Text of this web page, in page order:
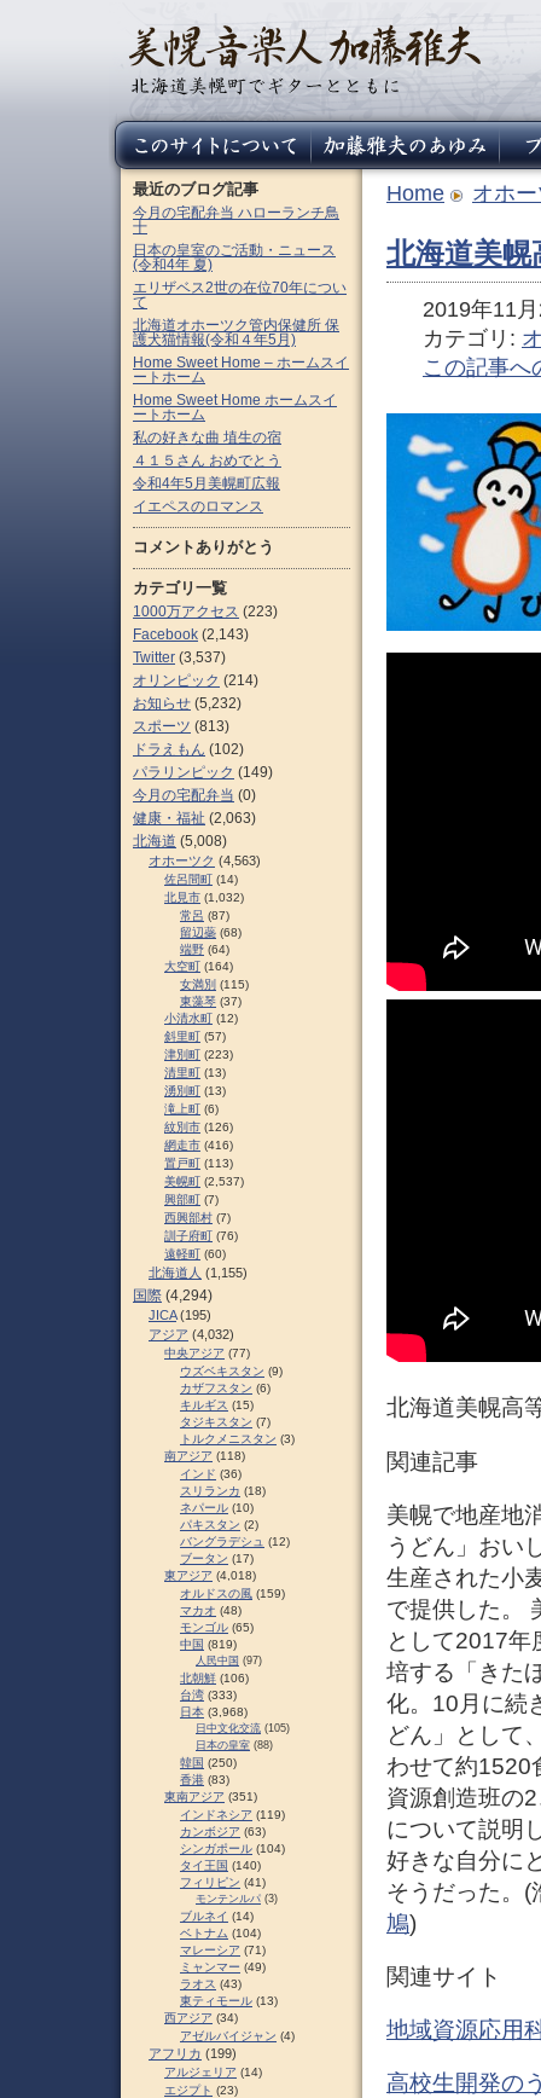
Home オホ
北海道美
2019年11
カテゴリ:
この記事へ
北海道美幌高
関連記事
美幌で地産地
うどん」おい
生産された小
で提供した。
として2017年
培する「きた
化。10月に続
どん」として
わせて約1520
資源創造班の
について説明
好きな自分に
そうだった。(
鳩)
関連サイト
地域資源応用
高校生開発の
最近のブログ記事
今月の宅配弁当 ハローランチ鳥
十
日本の皇室のご活動・ニュース
(令和4年 夏)
エリザベス2世の在位70年につい
て
北海道オホーツク管内保健所 保
護犬猫情報(令和４年5月)
Home Sweet Home – ホームスイ
ートホーム
Home Sweet Home ホームスイ
ートホーム
私の好きな曲 埴生の宿
４１５さん おめでとう
令和4年5月美幌町広報
イエペスのロマンス
コメントありがとう
カテゴリ一覧
1000万アクセス (223)
Facebook (2,143)
Twitter (3,537)
オリンピック (214)
お知らせ (5,232)
スポーツ (813)
ドラえもん (102)
パラリンピック (149)
今月の宅配弁当 (0)
健康・福祉 (2,063)
北海道 (5,008)
オホーツク (4,563)
佐呂間町 (14)
北見市 (1,032)
常呂 (87)
留辺蘂 (68)
端野 (64)
大空町 (164)
女満別 (115)
東藻琴 (37)
小清水町 (12)
斜里町 (57)
津別町 (223)
清里町 (13)
湧別町 (13)
滝上町 (6)
紋別市 (126)
網走市 (416)
置戸町 (113)
美幌町 (2,537)
興部町 (7)
西興部村 (7)
訓子府町 (76)
遠軽町 (60)
北海道人 (1,155)
国際 (4,294)
JICA(195)
アジア (4,032)
中央アジア (77)
ウズベキスタン (9)
カザフスタン (6)
キルギス (15)
タジキスタン (7)
トルクメニスタン (3)
南アジア (118)
インド (36)
スリランカ (18)
ネパール (10)
パキスタン (2)
バングラデシュ (12)
ブータン (17)
東アジア (4,018)
オルドスの風 (159)
マカオ (48)
モンゴル (65)
中国 (819)
人民中国 (97)
北朝鮮 (106)
台湾 (333)
日本 (3,968)
日中文化交流 (105)
日本の皇室 (88)
韓国 (250)
香港 (83)
東南アジア (351)
インドネシア (119)
カンボジア (63)
シンガポール (104)
タイ王国 (140)
フィリピン (41)
モンテンルパ (3)
ブルネイ (14)
ベトナム (104)
マレーシア (71)
ミャンマー (49)
ラオス (43)
東ティモール (13)
西アジア (34)
アゼルバイジャン (4)
アフリカ (199)
アルジェリア (14)
エジプト (23)